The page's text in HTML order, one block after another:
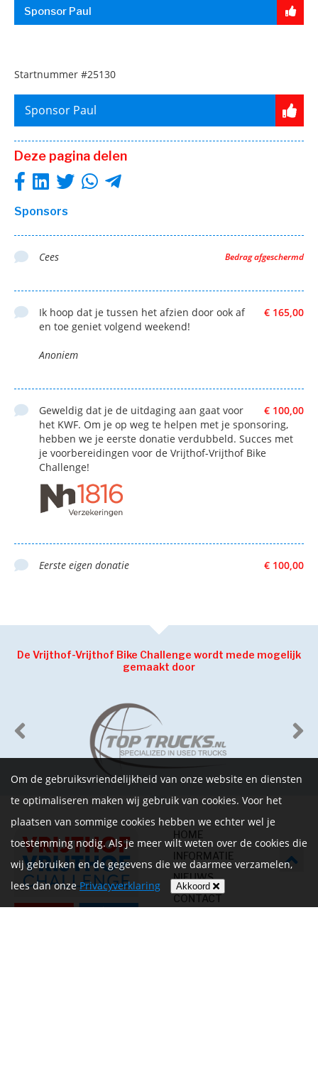
Sponsor Paul
Startnummer #25130
Sponsor Paul
Deze pagina delen
Sponsors
Bedrag afgeschermd
Cees
€ 165,00
Ik hoop dat je tussen het afzien door ook af
en toe geniet volgend weekend!
Anoniem
€ 100,00
Geweldig dat je de uitdaging aan gaat voor
het KWF. Om je op weg te helpen met je sponsoring,
hebben we je eerste donatie verdubbeld. Succes met
je voorbereidingen voor de Vrijthof-Vrijthof Bike
Challenge!
€ 100,00
Eerste eigen donatie
De Vrijthof-Vrijthof Bike Challenge wordt mede mogelijk
gemaakt door
HOME
INFORMATIE
NIEUWS
CONTACT
Om de gebruiksvriendelijkheid van onze website en diensten
te optimaliseren maken wij gebruik van cookies. Voor het
plaatsen van sommige cookies hebben we echter wel je
toestemming nodig. Als je meer wilt weten over de cookies die
wij gebruiken en de gegevens die we daarmee verzamelen,
lees dan onzePrivacyverklaring Akkoord